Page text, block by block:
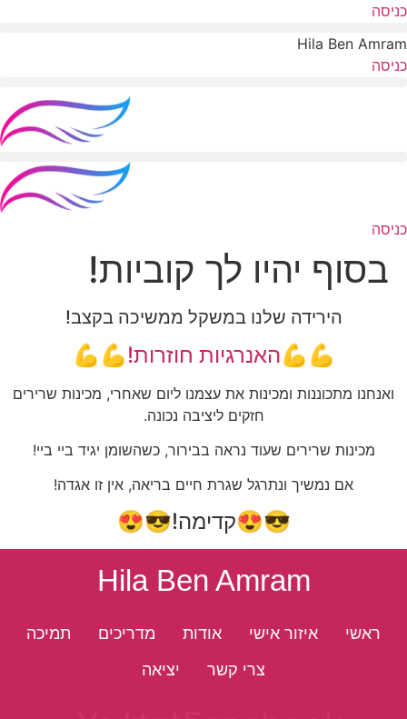
דלג
כניסה
Hila Ben Amram
כניסה
כניסה
בסוף יהיו לך קוביות!
הירידה שלנו במשקל ממשיכה בקצב!
💪💪האנרגיות חוזרות!💪💪
ואנחנו מתכוננות ומכינות את עצמנו ליום שאחרי, מכינות שרירים
חזקים ליציבה נכונה.
מכינות שרירים שעוד נראה בבירור, כשהשומן יגיד ביי ביי!
אם נמשיך ונתרגל שגרת חיים בריאה, אין זו אגדה!
😎😍קדימה!😎😍
Hila Ben Amram
ראשי איזור אישי אודות מדריכים
תמיכה
צרי קשר
יציאה